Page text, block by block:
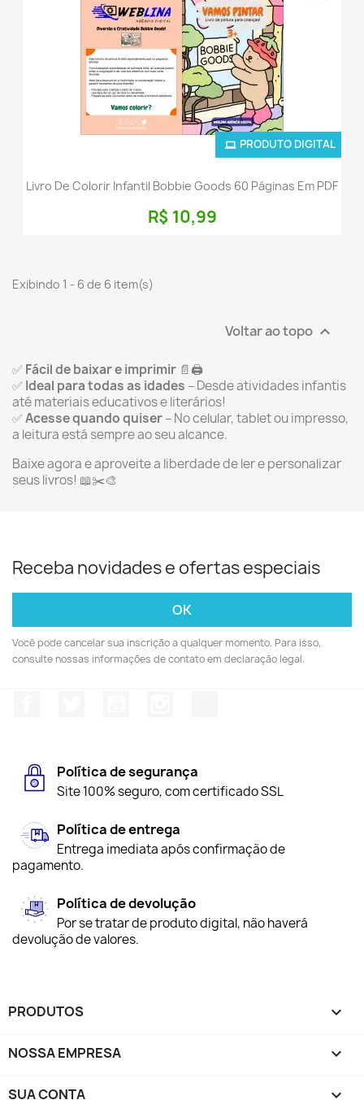
Livro De Colorir Infantil Bobbie Goods 60 Páginas Em PDF
R$ 10,99
PRODUTO DIGITAL
Exibindo 1 - 6 de 6 item(s)
Voltar ao topo 
✅ Fácil de baixar e imprimir 📄🖨️
✅ Ideal para todas as idades – Desde atividades infantis
até materiais educativos e literários!
✅Acesse quando quiser– No celular, tablet ou impresso,
a leitura está sempre ao seu alcance.
Baixe agora e aproveite a liberdade de ler e personalizar
seus livros! 📖✂️🎨
Receba novidades e ofertas especiais
Você pode cancelar sua inscrição a qualquer momento. Para isso,
consulte nossas informações de contato em declaração legal.
Política de segurança
Site 100% seguro, com certificado SSL
Política de entrega
Entrega imediata após confirmação de
pagamento.
Política de devolução
Por se tratar de produto digital, não haverá
devolução de valores.
PRODUTOS 
NOSSA EMPRESA 
SUA CONTA 